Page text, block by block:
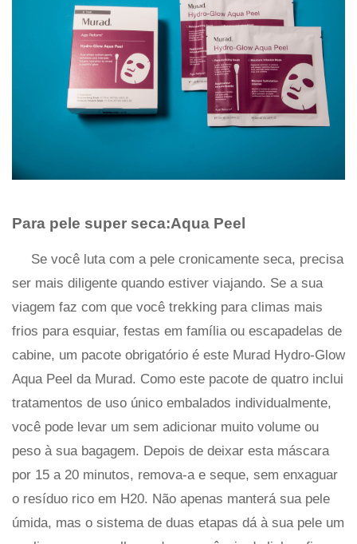
Para pele super seca:Aqua Peel
Se você luta com a pele cronicamente seca, precisa
ser mais diligente quando estiver viajando. Se a sua
viagem faz com que você trekking para climas mais
frios para esquiar, festas em família ou escapadelas de
cabine, um pacote obrigatório é este Murad Hydro-Glow
Aqua Peel da Murad. Como este pacote de quatro inclui
tratamentos de uso único embalados individualmente,
você pode levar um sem adicionar muito volume ou
peso à sua bagagem. Depois de deixar esta máscara
por 15 a 20 minutos, remova-a e seque, sem enxaguar
o resíduo rico em H20. Não apenas manterá sua pele
úmida, mas o sistema de duas etapas dá à sua pele um